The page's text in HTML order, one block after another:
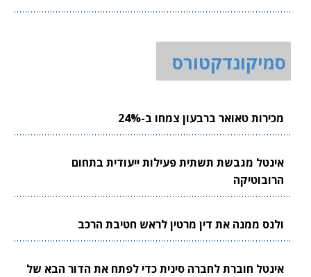
סמיקונדקטורס
מכירות טאואר ברבעון צמחו ב-24%
אינטל מגבשת תשתית פעילות ייעודית בתחום
הרובוטיקה
ולנס ממנה את דין מרטין לראש חטיבת הרכב
אינטל חוברת לחברה סינית כדי לפתח את הדור הבא של